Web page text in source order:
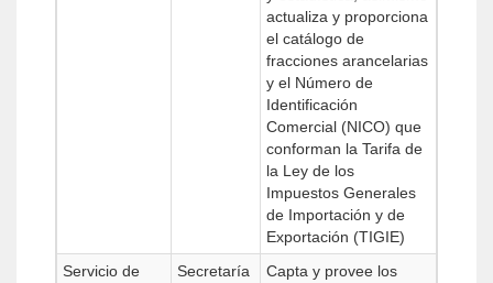
actualiza y proporciona
el catálogo de
fracciones arancelarias
y el Número de
Identificación
Comercial (NICO) que
conforman la Tarifa de
la Ley de los
Impuestos Generales
de Importación y de
Exportación (TIGIE)
Servicio de
Secretaría
Capta y provee los